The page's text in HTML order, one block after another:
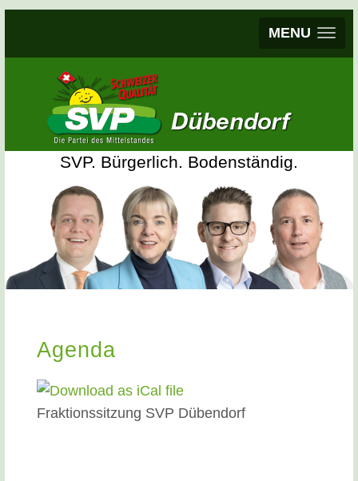
MENU
SVP. Bürgerlich. Bodenständig.
Agenda
Fraktionssitzung SVP Dübendorf